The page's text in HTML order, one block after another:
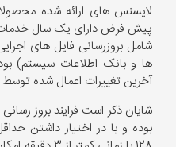
لایسنس های ارائه شده
پیش فرض دارای یک سال خدمات
شامل بروزرسانی فایل های
ها و بانک اطلاعات سیستم)
آخرین تغییرات اعمال شده
شایان ذکر است فرایند بروز
بوده و با در اختیار داشتن